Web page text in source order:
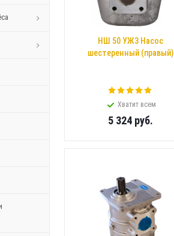
НШ 50 УЖ3 Насос
шестеренный (правый)
Хватит всем
5 324 руб.